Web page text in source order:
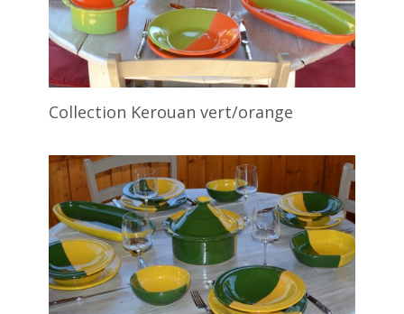
Collection Kerouan vert/orange